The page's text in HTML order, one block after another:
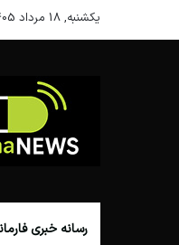
یکشنبه, 18 مرداد 1405
رسانه خبری